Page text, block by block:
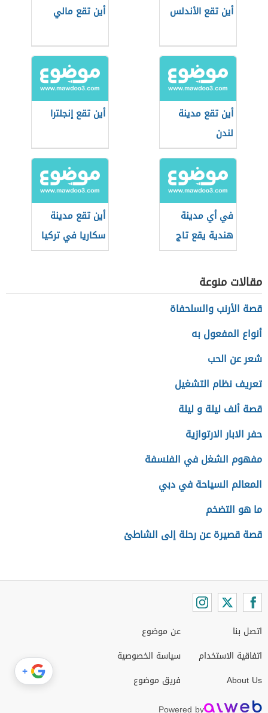
أين تقع الأندلس أين تقع مالي
أين تقع مدينة
لندن
أين تقع إنجلترا
في أي مدينة
هندية يقع تاج
محل
أين تقع مدينة
سكاريا في تركيا
مقالات منوعة
قصة الأرنب والسلحفاة
أنواع المفعول به
شعر عن الحب
تعريف نظام التشغيل
قصة ألف ليلة و ليلة
حفر الابار الارتوازية
مفهوم الشغل في الفلسفة
المعالم السياحة في دبي
ما هو التضخم
قصة قصيرة عن رحلة إلى الشاطئ
اتصل بنا
اتفاقية الاستخدام
About Us
عن موضوع
سياسة الخصوصية
فريق موضوع
+